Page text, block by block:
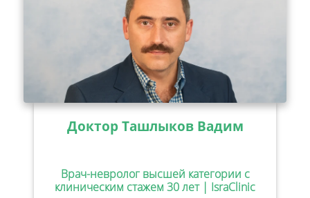
Доктор Ташлыков Вадим
Врач-невролог высшей категории с
клиническим стажем 30 лет | IsraClinic